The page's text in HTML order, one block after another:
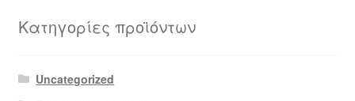
Κατηγορίες προϊόντων
Uncategorized